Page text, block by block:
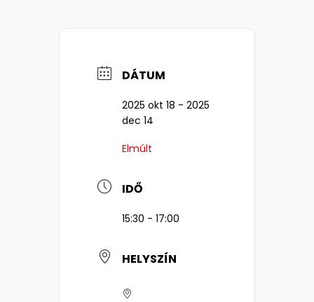
DÁTUM
2025 okt 18 - 2025
dec 14
Elmúlt
IDŐ
15:30 - 17:00
HELYSZÍN